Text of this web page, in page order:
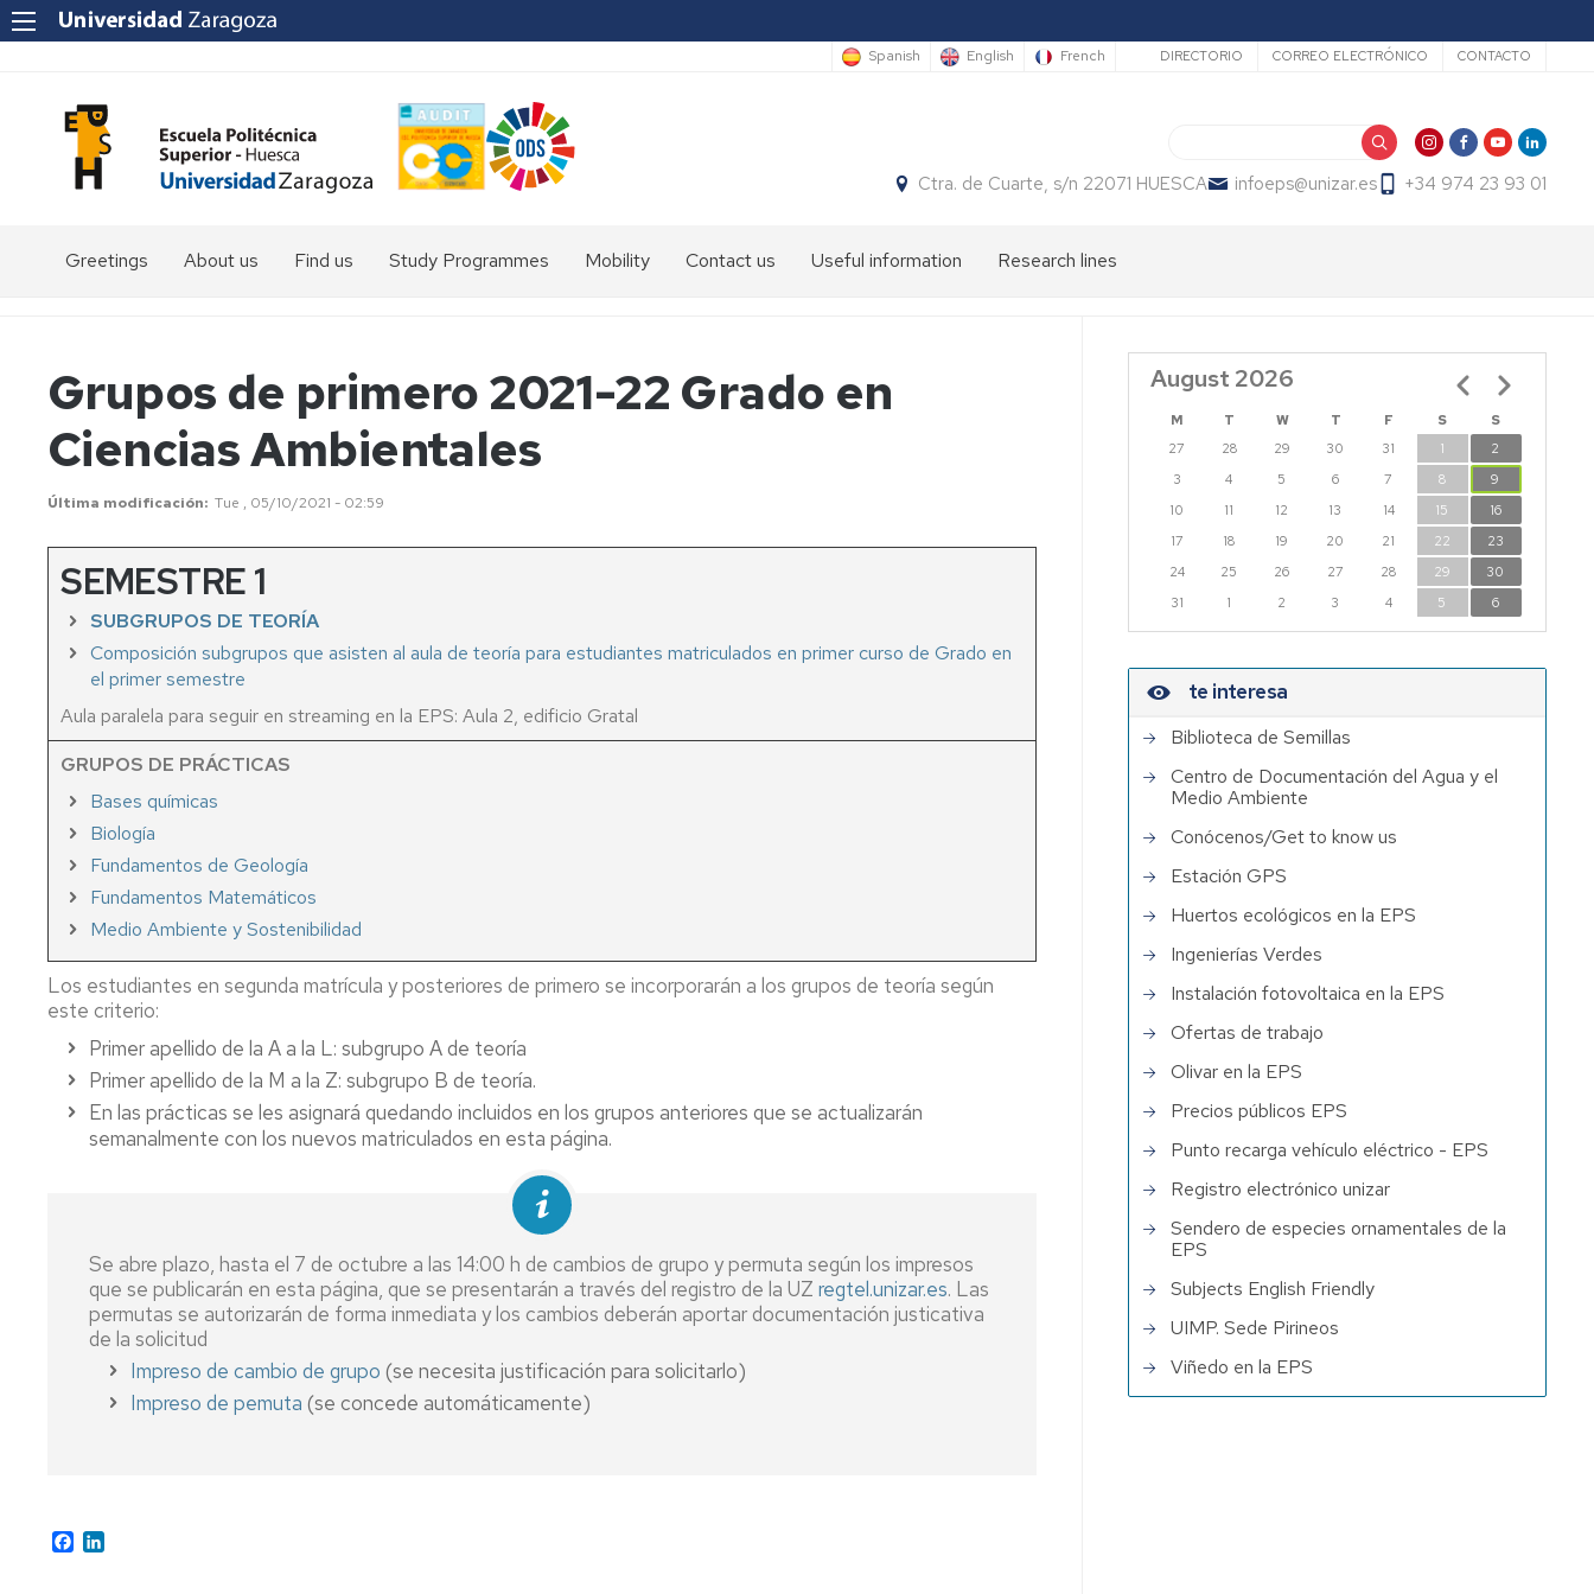
Spanish English French Secundario
DIRECTORIO CORREO ELECTRÓNICO CONTACTO
Ctra. de Cuarte, s/n 22071 HUESCA infoeps@unizar.es +34 974 23 93 01
Greetings About us Find us Study Programmes
Sciences
Degree
in
Food
in
PhD
Course
Mobility
International
students
Contact us Useful information Research lines
Grupos de primero 2021-22 Grado en
Ciencias Ambientales
Última modificación Tue , 05/10/2021 - 02:59
SEMESTRE 1
SUBGRUPOS DE TEORÍA
Composición subgrupos que asisten al aula de teoría para estudiantes matriculados en primer curso de Grado en
el primer semestre
Aula paralela para seguir en streaming en la EPS: Aula 2, edificio Gratal
GRUPOS DE PRÁCTICAS
Bases químicas
Biología
Fundamentos de Geología
Fundamentos Matemáticos
Medio Ambiente y Sostenibilidad
Los estudiantes en segunda matrícula y posteriores de primero se incorporarán a los grupos de teoría según
este criterio:
Primer apellido de la A a la L: subgrupo A de teoría
Primer apellido de la M a la Z: subgrupo B de teoría.
En las prácticas se les asignará quedando incluidos en los grupos anteriores que se actualizarán
semanalmente con los nuevos matriculados en esta página.
Se abre plazo, hasta el 7 de octubre a las 14:00 h de cambios de grupo y permuta según los impresos
que se publicarán en esta página, que se presentarán a través del registro de la UZ regtel.unizar.es. Las
permutas se autorizarán de forma inmediata y los cambios deberán aportar documentación justicativa
de la solicitud
Impreso de cambio de grupo (se necesita justificación para solicitarlo)
Impreso de pemuta (se concede automáticamente)
Facebook
August 2026
M T W T F S
S
27
28 29 30 31 1
2
3
4 5 6 7 8
9
10
11 12 13 14 15
16
17
18 19 20 21 22
23
24
25 26 27 28 29
30
31
1 2 3 4 5 6
Pagination
te interesa
Biblioteca de Semillas
Centro de Documentación del Agua y el
Medio Ambiente
Conócenos/Get to know us
Estación GPS
Huertos ecológicos en la EPS
Ingenierías Verdes
Instalación fotovoltaica en la EPS
Ofertas de trabajo
Olivar en la EPS
Precios públicos EPS
Punto recarga vehículo eléctrico - EPS
Registro electrónico unizar
Sendero de especies ornamentales de la
EPS
Subjects English Friendly
UIMP. Sede Pirineos
Viñedo en la EPS